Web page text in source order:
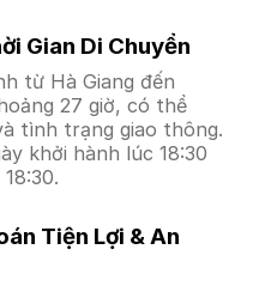
Gian Di Chuyển
từ Hà Giang đến
27 giờ, có thể
tình trạng giao thông.
khởi hành lúc 18:30
Tiện Lợi & An